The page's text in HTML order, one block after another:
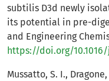
subtilis D3d newly
its potential in pre-
and Engineering
https://doi.org/10.1016/
Mussatto, S. I.,